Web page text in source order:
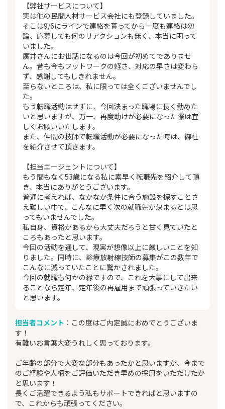
【弊社サービスについて】
実は他の民間人材サービス会社にも登録していました。
そこは9/6にラインで連絡を貰ってから一度も連絡は勿
論、応募しても何のリアクションも無く、本当に困って
いました。
廣井さんにお世話になるのは今回が初めてでありませ
ん。昔も今もフットワークの軽さ、対応の早さは変わら
ず、感謝してもしきれません。
至らないところは、私に限っては全くございませんでし
た。
もう転職活動はせずに、今回決まった職場に長く勤めた
いと思いますが、万一、再度助けが必要になった際は宜
しくお願いいたします。
また、仲間の技師で転職活動が必要になった時は、御社
を紹介させて頂きます。
【担当エージェントについて】
もう間もなく53歳になる私に素早く転職先を紹介して頂
き、本当にありがとうございます。
普通に考えれば、なかなか条件に合う施設を探すことさ
え難しい中で、こんなに早く次の就職先が決まるとは思
ってもいませんでした。
私自身、資格があるから大丈夫だろうと甘く見ていたと
ころもあったと思います。
今回の活動を通して、現実が想像以上に厳しいことを知
りました。同時に、診療放射線技師の募集がこの数年で
こんなに減っていたことに驚かされました。
今回の就職も何かの縁ですので、これを大事にして出来
ることなら定年、定年後の再雇用まで頑張っていきたい
と思います。
担当者コメント ：この度はご内定誠におめでとうございま
す！
有難いお言葉大変うれしく思っております。
ご年齢の部分で大変な部分もあったかと思いますが、今まで
のご経験や人柄をご評価いただき早めの採用をいただけたか
と思います！
長くご活躍できるよう私もサポートできればと思いますの
で、これからも頑張ってください。